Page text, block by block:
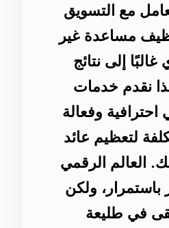
مع التسويق
مساعدة غير
إلى نتائج
نقدم خدمات
وفعالة
لتعظيم عائد
العالم الرقمي
باستمرار، ولكن
في طليعة